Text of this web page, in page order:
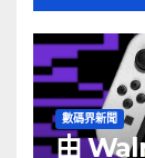
數碼界新聞
由